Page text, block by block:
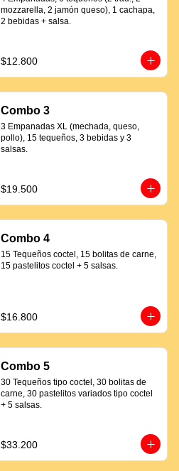
mozzarella, 2 jamón queso), 1 cachapa,
2 bebidas + salsa.
$12.800
Combo 3
3 Empanadas XL (mechada, queso,
pollo), 15 tequeños, 3 bebidas y 3
salsas.
$19.500
Combo 4
15 Tequeños coctel, 15 bolitas de carne,
15 pastelitos coctel + 5 salsas.
$16.800
Combo 5
30 Tequeños tipo coctel, 30 bolitas de
carne, 30 pastelitos variados tipo coctel
+ 5 salsas.
$33.200